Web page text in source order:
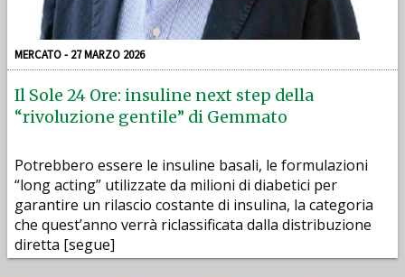
MERCATO - 27 MARZO 2026
Il Sole 24 Ore: insuline next step della
“rivoluzione gentile” di Gemmato
Potrebbero essere le insuline basali, le formulazioni
“long acting” utilizzate da milioni di diabetici per
garantire un rilascio costante di insulina, la categoria
che quest’anno verrà riclassificata dalla distribuzione
diretta [segue]